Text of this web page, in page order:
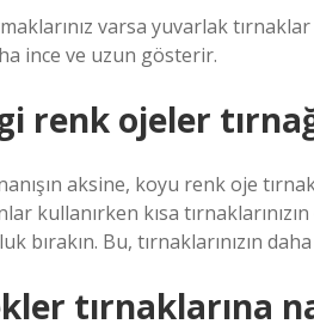
varsa yuvarlak
ince ve uzun gösterir.
renk ojeler
aksine, koyu renk oje
kullanırken kısa
bırakın. Bu, tırnaklarınızın
tırnaklarına